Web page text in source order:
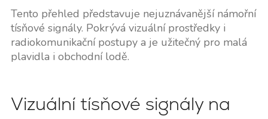
Tento přehled představuje nejuznávanější námořní
tísňové signály. Pokrývá vizuální prostředky i
radiokomunikační postupy a je užitečný pro malá
plavidla i obchodní lodě.
Vizuální tísňové signály na